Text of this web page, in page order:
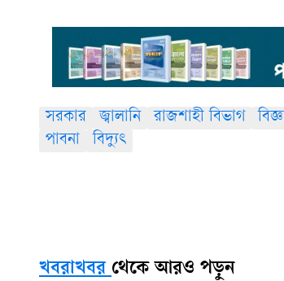
সরকার জ্বালানি রাজশাহী বিভাগ
পাবনা
বিদ্যুৎ
খবরাখবর থেকে আরও পড়ুন